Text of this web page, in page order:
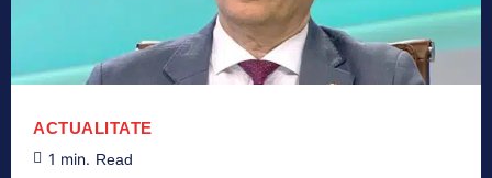
ACTUALITATE
1 min. Read